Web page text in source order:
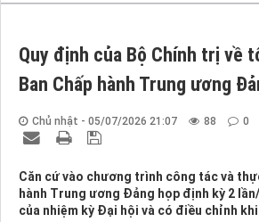
Quy định của Bộ Chính trị về
Ban Chấp hành Trung ương
Chủ nhật - 05/07/2026 21:07 88 0
Căn cứ vào chương trình công tác và
hành Trung ương Đảng họp định kỳ 2
của nhiệm kỳ Đại hội và có điều chỉnh